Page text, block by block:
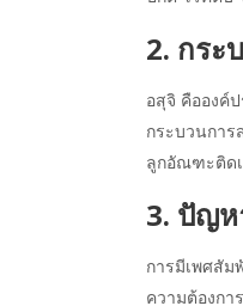
2. กระ
อสุจิ คือองค์
กระบวนกา
ลูกอัณฑะติด
3. ปัญห
การมีเพศสัม
ความต้องกา